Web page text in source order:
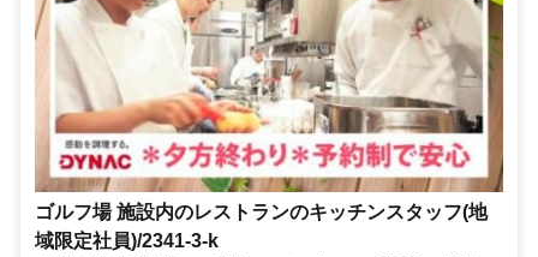
ゴルフ場 施設内のレストランのキッチンスタッフ(地
域限定社員)/2341-3-k